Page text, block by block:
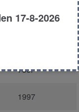
Sedan
735i
1997
17-8-2026